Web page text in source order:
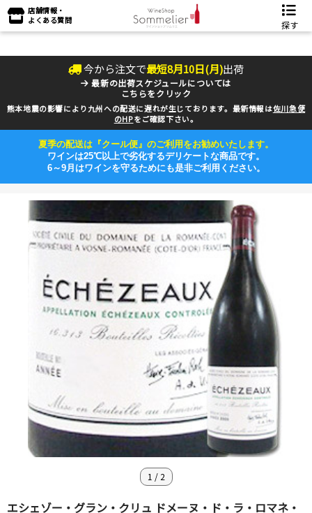
店舗情報・
よくある質問
探す
今から注文で最短8月10日(月)出荷
最新の出荷スケジュールについては
こちらをクリック
熊本地震の影響により九州への配送に遅れが生じております。最新情報は佐川急便
のHPをご確認下さい。
夏季の配送は『クール便』のご利用をお勧めいたします。
ワインは25℃以上で劣化するデリケートな商品です。
6～9月はワインを守るためにも是非ご利用ください。
1 / 2
エシェゾー・グラン・クリュ ドメーヌ・ド・ラ・ロマネ・